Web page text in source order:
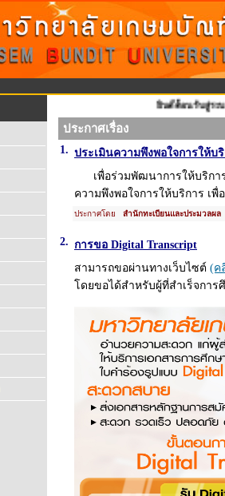
ยินดีต้อนรับสู่ระบบ
ประกาศเรื่อง
1. ประเมินความพึงพอใจการให้
เพื่อร่วมพัฒนาการให้บริการ
ความพึงพอใจการให้บริการ
ประกาศโดย สำนักทะเบียนและประมวลผล
2. การขอ Digital Transcript
สามารถขอผ่านทางเว็บไซต์ (ค
โดยขอได้สำหรับผู้ที่สำเร็จการ